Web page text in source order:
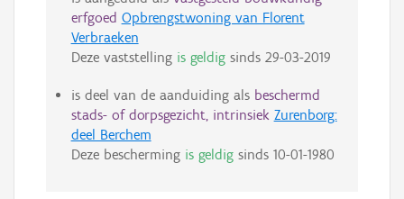
erfgoed Opbrengstwoning van Florent
Verbraeken
Deze vaststelling is geldigsinds 29-03-2019
is deel van de aanduiding als beschermd
stads- of dorpsgezicht, intrinsiek Zurenborg:
deel Berchem
Deze bescherming is geldigsinds 10-01-1980